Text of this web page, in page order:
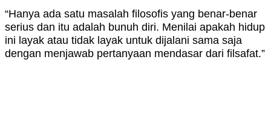
“Hanya ada satu masalah filosofis yang benar-benar
serius dan itu adalah bunuh diri. Menilai apakah hidup
ini layak atau tidak layak untuk dijalani sama saja
dengan menjawab pertanyaan mendasar dari filsafat.”